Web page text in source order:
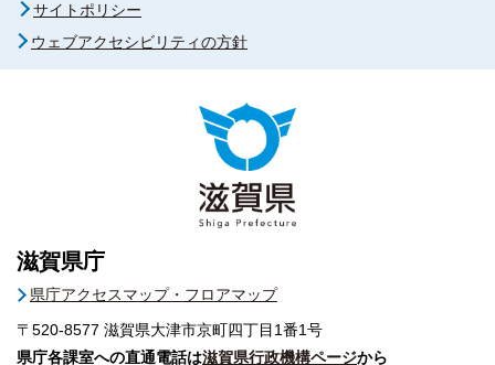
サイトポリシー
ウェブアクセシビリティの方針
滋賀県庁
県庁アクセスマップ・フロアマップ
〒520-8577 滋賀県大津市京町四丁目1番1号
県庁各課室への直通電話は滋賀県行政機構ページから